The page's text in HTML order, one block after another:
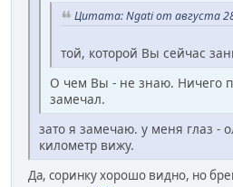
Цитата: Ngati от августа
той, которой Вы сейчас
О чем Вы - не знаю. Ничего
замечал.
зато я замечаю. у меня глаз -
километр вижу.
Да, соринку хорошо видно, но